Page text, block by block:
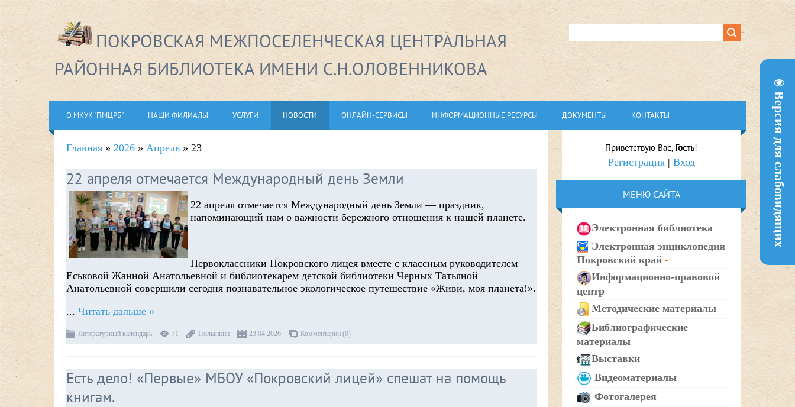
Версия для слабовидящих
ПОКРОВСКАЯ МЕЖПОСЕЛЕНЧЕСКАЯ ЦЕНТРАЛЬНАЯ
РАЙОННАЯ БИБЛИОТЕКА ИМЕНИ С.Н.ОЛОВЕННИКОВА
О МКУК "ПМЦРБ" НАШИ ФИЛИАЛЫ УСЛУГИ НОВОСТИ ОНЛАЙН-СЕРВИСЫ ИНФОРМАЦИОННЫЕ РЕСУРСЫ ДОКУМЕНТЫ КОНТАКТЫ
Главная » 2026 » Апрель » 23
22 апреля отмечается Международный день Земли
22 апреля отмечается Международный день Земли — праздник,
напоминающий нам о важности бережного отношения к нашей планете.
Первоклассники Покровского лицея вместе с классным руководителем
Еськовой Жанной Анатольевной и библиотекарем детской библиотеки Черных Татьяной
Анатольевной совершили сегодня познавательное экологическое путешествие «Живи, моя планета!».
... Читать дальше »
Литературный календарь 71 Полынкин 23.04.2026 Комментарии (0)
Есть дело! «Первые» МБОУ «Покровский лицей» спешат на помощь
книгам.
Приветствую Вас, Гость!
Регистрация| Вход
МЕНЮ САЙТА
Электронная библиотека
Электронная энциклопедия
Покровский край
Информационно-правовой
центр
Методические материалы
Библиографические
материалы
Выставки
Видеоматериалы
Фотогалерея